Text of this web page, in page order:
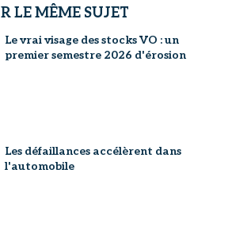
LE MÊME SUJET
Le vrai visage des stocks VO : un
premier semestre 2026 d'érosion
Les défaillances accélèrent dans
l'automobile